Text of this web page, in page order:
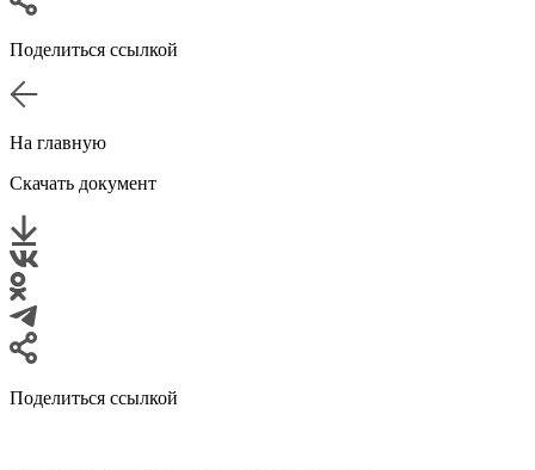
Поделиться ссылкой
На главную
Скачать документ
Поделиться ссылкой